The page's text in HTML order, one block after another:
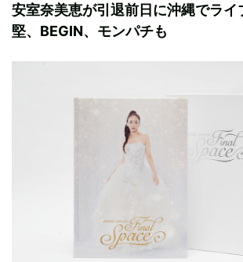
安室奈美恵が引退前日に沖縄でラ
堅、BEGIN、モンパチも